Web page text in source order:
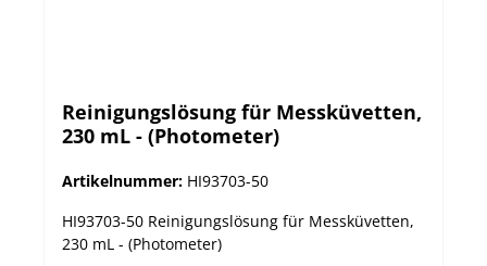
Reinigungslösung für Messküvetten,
230 mL - (Photometer)
Artikelnummer: HI93703-50
HI93703-50 Reinigungslösung für Messküvetten,
230 mL - (Photometer)